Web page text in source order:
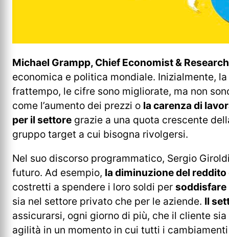
Michael Grampp, Chief Economist &
economica e politica mondiale. Inizialmente,
frattempo, le cifre sono migliorate, ma non
come l’aumento dei prezzi o la carenza di
per il settore grazie a una quota crescente
gruppo target a cui bisogna rivolgersi.
Nel suo discorso programmatico, Sergio
futuro. Ad esempio, la diminuzione del
costretti a spendere i loro soldi per soddisfare
sia nel settore privato che per le aziende. Il
assicurarsi, ogni giorno di più, che il cliente
agilità in un momento in cui tutti i